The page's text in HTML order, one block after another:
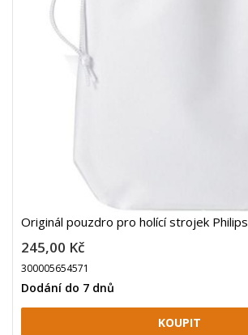
Originál pouzdro pro holící strojek Philips
245,00 Kč
300005654571
Dodání do 7 dnů